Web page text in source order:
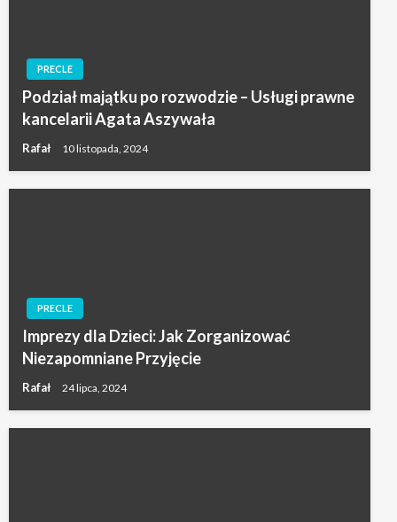
PRECLE
Podział majątku po rozwodzie – Usługi prawne
kancelarii Agata Aszywała
Rafał 10 listopada, 2024
PRECLE
Imprezy dla Dzieci: Jak Zorganizować
Niezapomniane Przyjęcie
Rafał 24 lipca, 2024